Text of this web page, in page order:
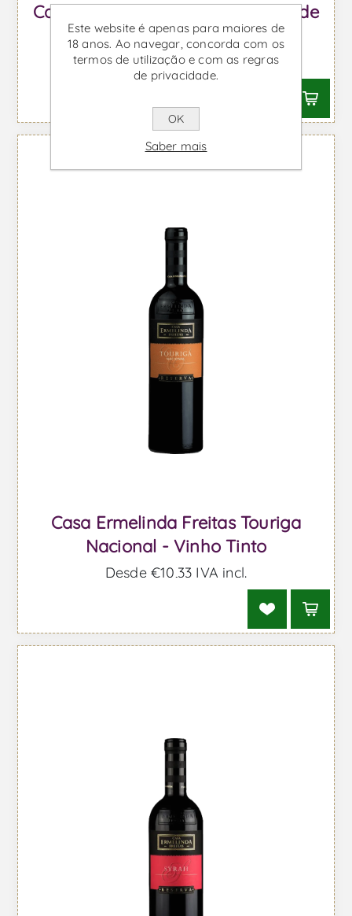
Casa Ermelinda Freitas Moscatel de
Setúbal - Vinho Fortificado
Desde €6,00 IVA incl.
Casa Ermelinda Freitas Touriga
Nacional - Vinho Tinto
Desde €10,33 IVA incl.
Este website é apenas para maiores de
18 anos. Ao navegar, concorda com os
termos de utilização e com as regras
de privacidade.
OK
Saber mais